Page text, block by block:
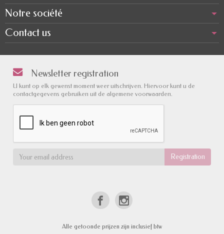
Notre société
Contact us
Newsletter registration
U kunt op elk gewenst moment weer uitschrijven. Hiervoor kunt u de
contactgegevens gebruiken uit de algemene voorwaarden.
Alle getoonde prijzen zijn inclusief btw